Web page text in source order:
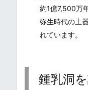
約1億7,500万
弥生時代の土
れています。
鍾乳洞